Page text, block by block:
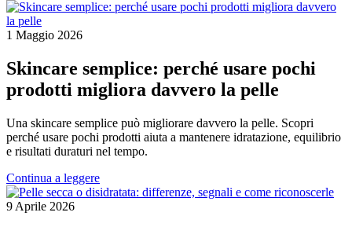
1 Maggio 2026
Skincare semplice: perché usare pochi
prodotti migliora davvero la pelle
Una skincare semplice può migliorare davvero la pelle. Scopri
perché usare pochi prodotti aiuta a mantenere idratazione, equilibrio
e risultati duraturi nel tempo.
Continua a leggere
9 Aprile 2026